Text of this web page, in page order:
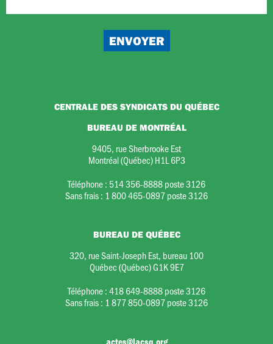
CENTRALE DES SYNDICATS DU QUÉBEC
BUREAU DE MONTRÉAL
9405, rue Sherbrooke Est
Montréal (Québec) H1L 6P3
Téléphone : 514 356-8888 poste 3126
Sans frais : 1 800 465-0897 poste 3126
BUREAU DE QUÉBEC
320, rue Saint-Joseph Est, bureau 100
Québec (Québec) G1K 9E7
Téléphone :418 649-8888 poste 3126
Sans frais : 1 877 850-0897 poste 3126